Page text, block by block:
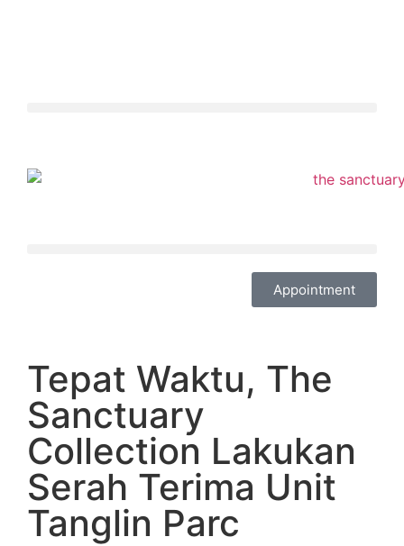
Appointment
Tepat Waktu, The
Sanctuary
Collection Lakukan
Serah Terima Unit
Tanglin Parc